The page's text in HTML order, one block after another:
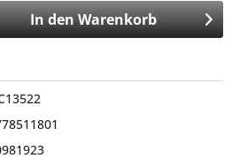
In denWarenkorb